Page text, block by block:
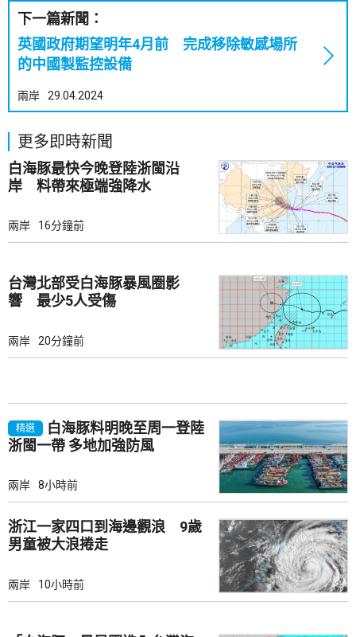
下一篇新聞：
英國政府期望明年4月前 完成移除敏感場所
的中國製監控設備
兩岸 29.04.2024
更多即時新聞
白海豚最快今晚登陸浙閩沿
岸 料帶來極端強降水
兩岸 16分鐘前
台灣北部受白海豚暴風圈影
響 最少5人受傷
兩岸 20分鐘前
精選
白海豚料明晚至周一登陸
浙閩一帶 多地加強防風
兩岸 8小時前
浙江一家四口到海邊觀浪 9歲
男童被大浪捲走
兩岸 10小時前